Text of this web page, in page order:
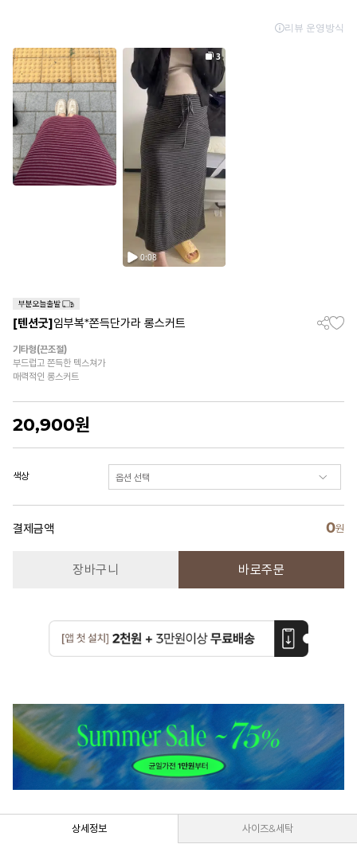
[텐션굿]임부복*쫀득단가라 롱스커트
기타형(끈조절)
부드럽고 쫀득한 텍스쳐가
매력적인 롱스커트
20,900원
색상
결제금액 0원
장바구니 바로주문
상세정보 사이즈&세탁